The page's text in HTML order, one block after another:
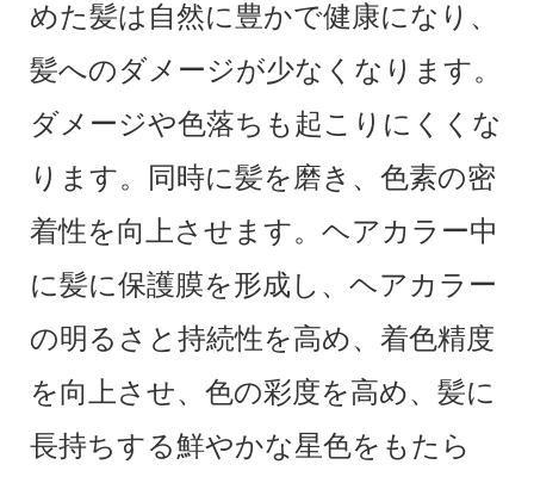
めた髪は自然に豊かで健康になり、
髪へのダメージが少なくなります。
ダメージや色落ちも起こりにくくな
ります。同時に髪を磨き、色素の密
着性を向上させます。ヘアカラー中
に髪に保護膜を形成し、ヘアカラー
の明るさと持続性を高め、着色精度
を向上させ、色の彩度を高め、髪に
長持ちする鮮やかな星色をもたら